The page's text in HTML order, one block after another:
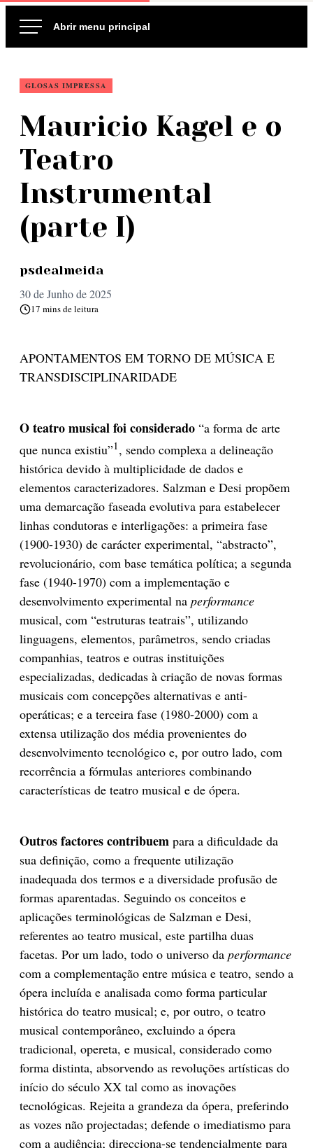
para
o
GLOSAS IMPRESSA
Mauricio Kagel e o
Teatro
Instrumental
(parte I)
psdealmeida
30 de Junho de 2025
17 mins de leitura
APONTAMENTOS EM TORNO DE MÚSICA E
TRANSDISCIPLINARIDADE
O teatro musical foi considerado “a forma de arte
que nunca existiu”1 , sendo complexa a delineação
histórica devido à multiplicidade de dados e
elementos caracterizadores. Salzman e Desi propõem
uma demarcação faseada evolutiva para estabelecer
linhas condutoras e interligações: a primeira fase
(1900-1930) de carácter experimental, “abstracto”,
revolucionário, com base temática política; a segunda
fase (1940-1970) com a implementação e
desenvolvimento experimental na performance
musical, com “estruturas teatrais”, utilizando
linguagens, elementos, parâmetros, sendo criadas
companhias, teatros e outras instituições
especializadas, dedicadas à criação de novas formas
musicais com concepções alternativas e anti-
operáticas; e a terceira fase (1980-2000) com a
extensa utilização dos média provenientes do
desenvolvimento tecnológico e, por outro lado, com
recorrência a fórmulas anteriores combinando
características de teatro musical e de ópera.
Outros factores contribuem para a dificuldade da
sua definição, como a frequente utilização
inadequada dos termos e a diversidade profusão de
formas aparentadas. Seguindo os conceitos e
aplicações terminológicas de Salzman e Desi,
referentes ao teatro musical, este partilha duas
facetas. Por um lado, todo o universo da performance
com a complementação entre música e teatro, sendo a
ópera incluída e analisada como forma particular
histórica do teatro musical; e, por outro, o teatro
musical contemporâneo, excluindo a ópera
tradicional, opereta, e musical, considerado como
forma distinta, absorvendo as revoluções artísticas do
início do século XX tal como as inovações
tecnológicas. Rejeita a grandeza da ópera, preferindo
as vozes não projectadas; defende o imediatismo para
com a audiência; direcciona-se tendencialmente para